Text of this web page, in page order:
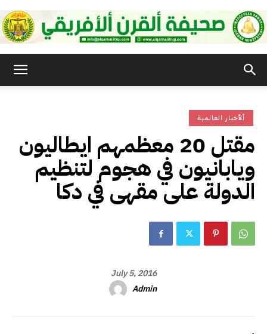
الأفريقي
ألأخبار العالمية
مقتل 20 معظمهم ايطاليون
ويابانيون في هجوم لتنظيم
الدولة على مقهى في دكا
July 5, 2016
Admin